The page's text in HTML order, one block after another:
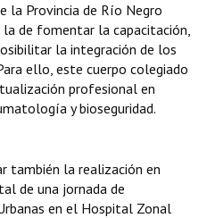
la Provincia de Río Negro
de fomentar la capacitación,
la integración de los
ello, este cuerpo colegiado
profesional en
y bioseguridad.
también la realización en
de una jornada de
en el Hospital Zonal